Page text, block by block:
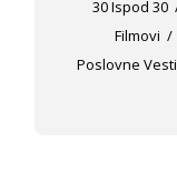
30 Ispod 30
Filmovi
Poslovne Vesti